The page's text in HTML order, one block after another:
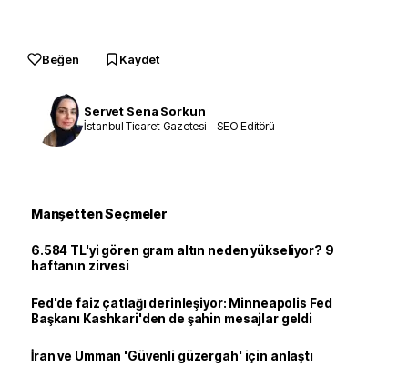
Beğen Kaydet
Servet Sena Sorkun
İstanbul Ticaret Gazetesi – SEO Editörü
Manşetten Seçmeler
6.584 TL'yi gören gram altın neden yükseliyor? 9
haftanın zirvesi
Fed'de faiz çatlağı derinleşiyor: Minneapolis Fed
Başkanı Kashkari'den de şahin mesajlar geldi
İran ve Umman 'Güvenli güzergah' için anlaştı